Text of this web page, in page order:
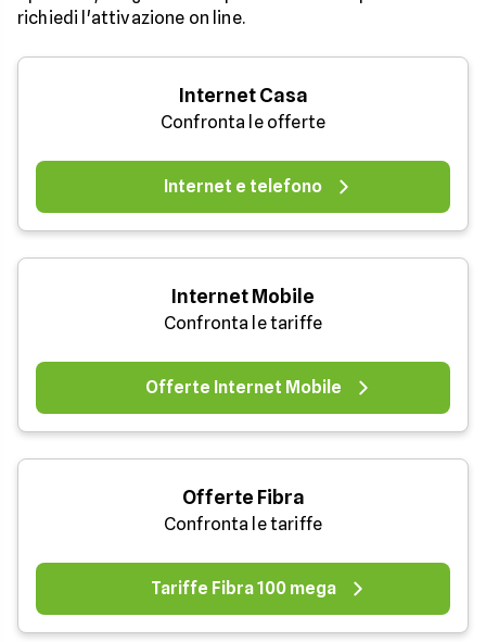
richiedi l'attivazione on line.
Internet Casa
Confronta le offerte
Internet e telefono
Internet Mobile
Confronta le tariffe
Offerte Internet Mobile
Offerte Fibra
Confronta le tariffe
Tariffe Fibra 100 mega